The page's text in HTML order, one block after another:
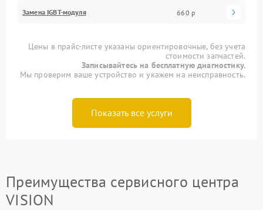
Замена IGBT-модуля 660 р
Цены в прайс-листе указаны ориентировочные, без учета
стоимости запчастей.
Записывайтесь на бесплатную диагностику.
Мы проверим ваше устройство и укажем на неисправность.
Показать все услуги
Преимущества сервисного центра
VISION